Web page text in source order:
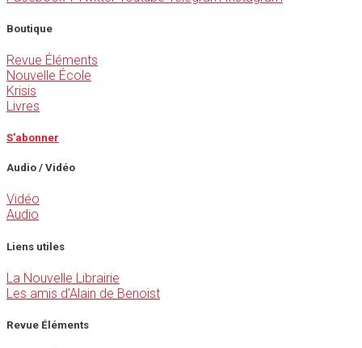
Boutique
Revue Éléments
Nouvelle École
Krisis
Livres
S'abonner
Audio / Vidéo
Vidéo
Audio
Liens utiles
La Nouvelle Librairie
Les amis d'Alain de Benoist
Revue Éléments